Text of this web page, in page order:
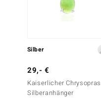
Silber
29,- €
Kaiserlicher
Silberanhänger